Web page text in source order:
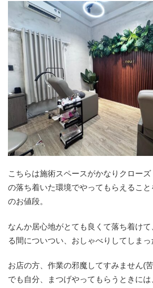
こちらは施術スペースがかなりクローズ
の落ち着いた環境でやってもらえるこ
のお値段。
なんか居心地がとても良くて落ち着け
る間についつい、おしゃべりしてしまっ
お店の方、作業の邪魔してすみません(
でも自分、まつげやってもらうときに